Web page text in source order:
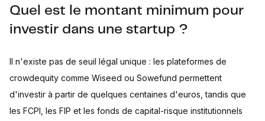
Quel est le montant minimum pour
investir dans une startup ?
Il n'existe pas de seuil légal unique : les plateformes de
crowdequity comme Wiseed ou Sowefund permettent
d'investir à partir de quelques centaines d'euros, tandis que
les FCPI, les FIP et les fonds de capital-risque institutionnels